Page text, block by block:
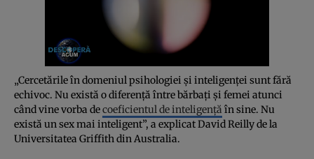
„Cercetările în domeniul psihologiei și inteligenței sunt fără
echivoc. Nu există o diferență între bărbați și femei atunci
când vine vorba decoeficientul de inteligență în sine. Nu
există un sex mai inteligent”, a explicat David Reilly de la
Universitatea Griffith din Australia.